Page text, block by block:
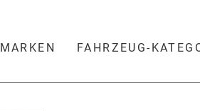
MARKEN FAHRZEUG-